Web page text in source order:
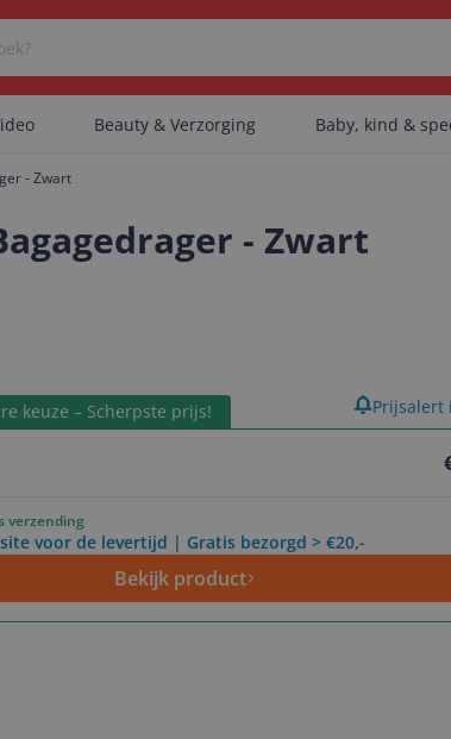
Er zijn geen categorieën gevonden.
Er zijn geen artikelen gevonden.
Beauty & Verzorging Baby, kind &
- Zwart
- Zwart
keuze – Scherpste prijs!
verzending
voor de levertijd | Gratis bezorgd > €20,-
Bekijk product
Prijsalert